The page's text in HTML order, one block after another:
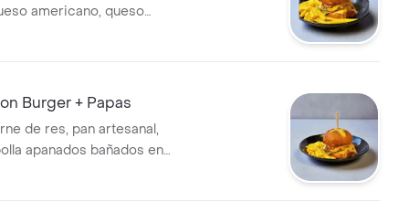
americano, queso
lechuga y salsa de la
Burger + Papas
de res, pan artesanal,
apanados bañados en
queso mozzarella,